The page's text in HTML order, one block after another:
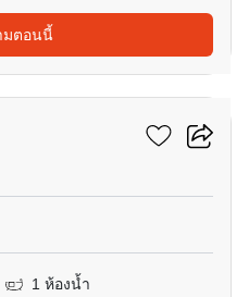
มตอนนี้
11
1 ห้องน้ำ